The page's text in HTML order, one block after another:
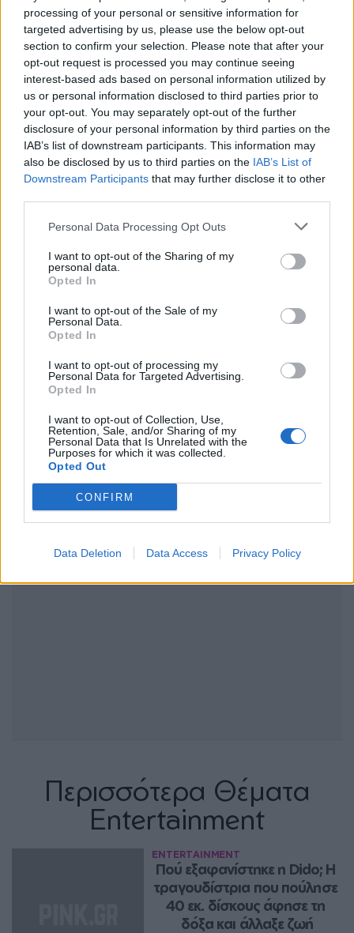
processing of your personal or sensitive information for
targeted advertising by us, please use the below opt-out
section to confirm your selection. Please note that after your
opt-out request is processed you may continue seeing
interest-based ads based on personal information utilized by
us or personal information disclosed to third parties prior to
your opt-out. You may separately opt-out of the further
disclosure of your personal information by third parties on the
IAB’s list of downstream participants. This information may
also be disclosed by us to third parties on the IAB’s List of
Downstream Participants that may further disclose it to other
Personal Data Processing Opt Outs
I want to opt-out of the Sharing of my
personal data.
Opted In
I want to opt-out of the Sale of my
Personal Data.
Opted In
I want to opt-out of processing my
Personal Data for Targeted Advertising.
Opted In
I want to opt-out of Collection, Use,
Retention, Sale, and/or Sharing of my
Personal Data that Is Unrelated with the
Purposes for which it was collected.
Opted Out
CONFIRM
Data Deletion Data Access Privacy Policy
Ακολουθήστε το Pink.gr στο
μάθετε πρώτοιτα πιο hot νέα
Περισσότερα Θέματα
Entertainment
ENTERTAINMENT
Πού εξαφανίστηκε η Dido; Η
τραγουδίστρια που πούλησε
40 εκ. δίσκους άφησε τη
δόξα και άλλαξε ζωή